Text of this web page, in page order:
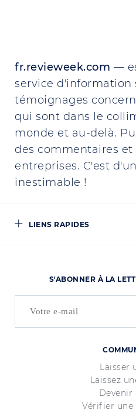
fr.revieweek.com —
service d'information
témoignages
qui sont dans le
monde et au-delà.
des commentaires et
entreprises. C'est
inestimable !
LIENS RAPIDES
Laisser
Laissez
Devenir
Vérifier une
S'ABONNER À LA